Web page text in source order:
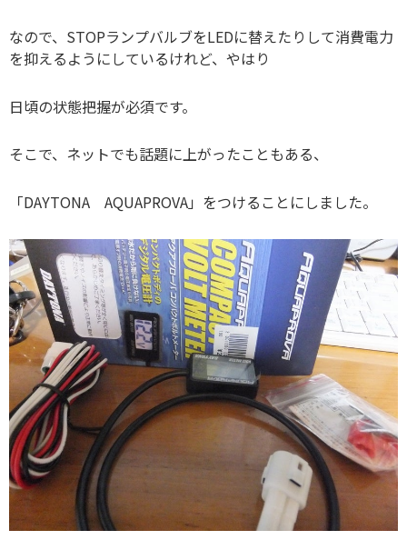
なので、STOPランプバルブをLEDに替えたりして消費電力
を抑えるようにしているけれど、やはり
日頃の状態把握が必須です。
そこで、ネットでも話題に上がったこともある、
「DAYTONA AQUAPROVA」をつけることにしました。